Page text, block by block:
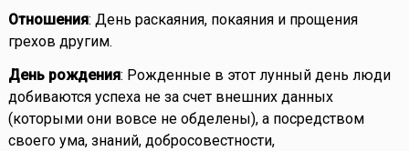
Отношения: День раскаяния, покаяния и прощения
грехов другим.
День рождения: Рожденные в этот лунный день люди
добиваются успеха не за счет внешних данных
(которыми они вовсе не обделены), а посредством
своего ума, знаний, добросовестности,